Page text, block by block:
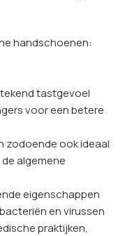
handschoenen:
tastgevoel
voor een betere
zodoende ook ideaal
algemene
eigenschappen
en virussen
praktijken,